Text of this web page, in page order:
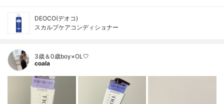
DEOCO(デオコ)
スカルプケアコンディショナー
3歳＆0歳boy×OL🤍
coala